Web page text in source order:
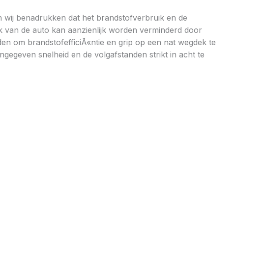
wij benadrukken dat het brandstofverbruik en de
de auto kan aanzienlijk worden verminderd door
om brandstofefficiÃ«ntie en grip op een nat wegdek te
snelheid en de volgafstanden strikt in acht te